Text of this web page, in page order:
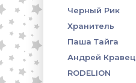
Черный Рик
Хранитель
Паша Тайга
Андрей Кравец
RODELION